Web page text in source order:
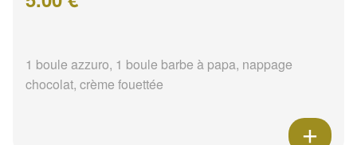
1 boule azzuro, 1 boule barbe à papa, nappage
chocolat, crème fouettée